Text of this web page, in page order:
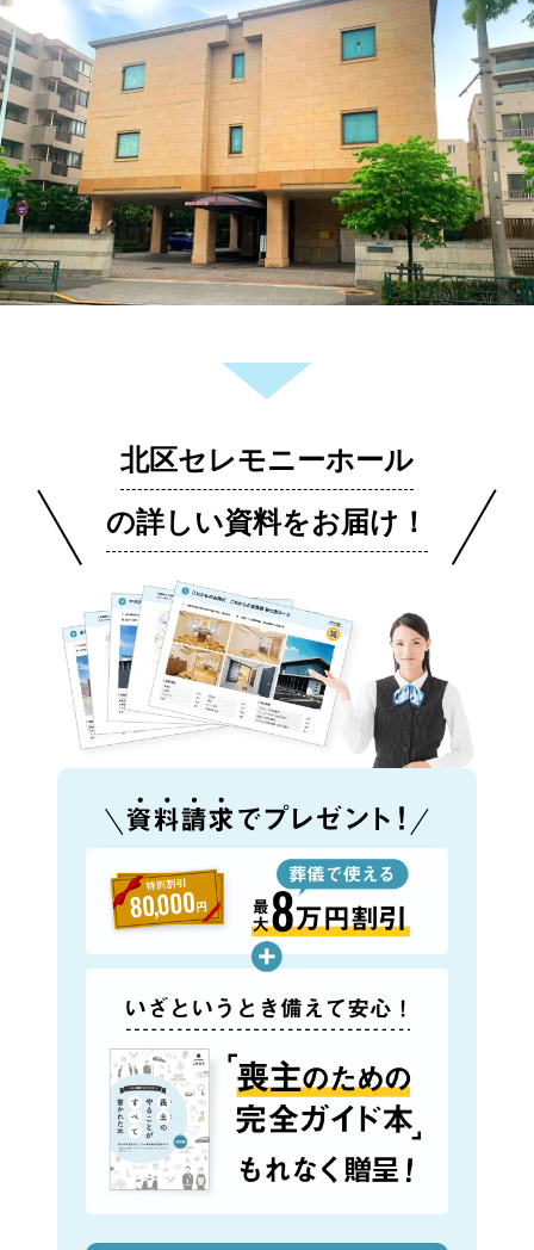
北区セレモニーホール
の詳しい資料をお届け！